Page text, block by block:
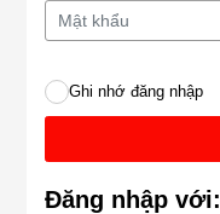
Ghi nhớ đăng nhập
Đăng nhập với: